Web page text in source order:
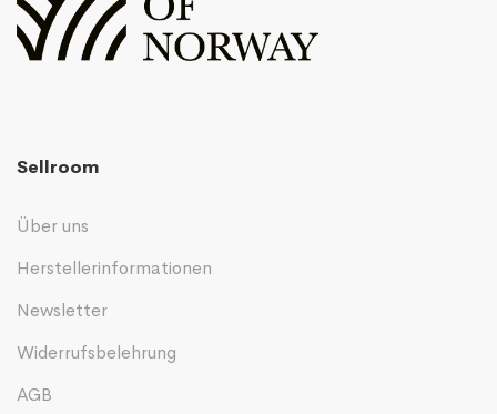
Sellroom
Über uns
Herstellerinformationen
Newsletter
Widerrufsbelehrung
AGB